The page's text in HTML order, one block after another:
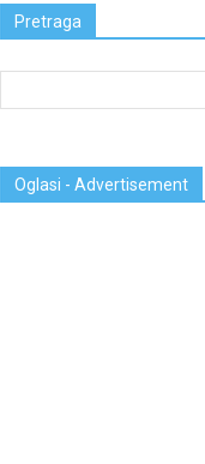
Pretraga
Oglasi - Advertisement